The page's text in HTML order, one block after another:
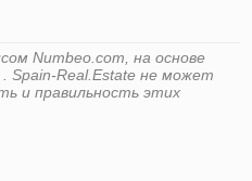
Numbeo.com, на основе
. Spain-Real.Estate не может
и правильность этих